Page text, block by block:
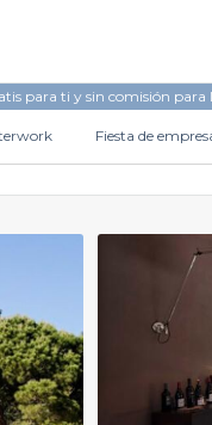
para ti y sin comisión para
Fiesta de